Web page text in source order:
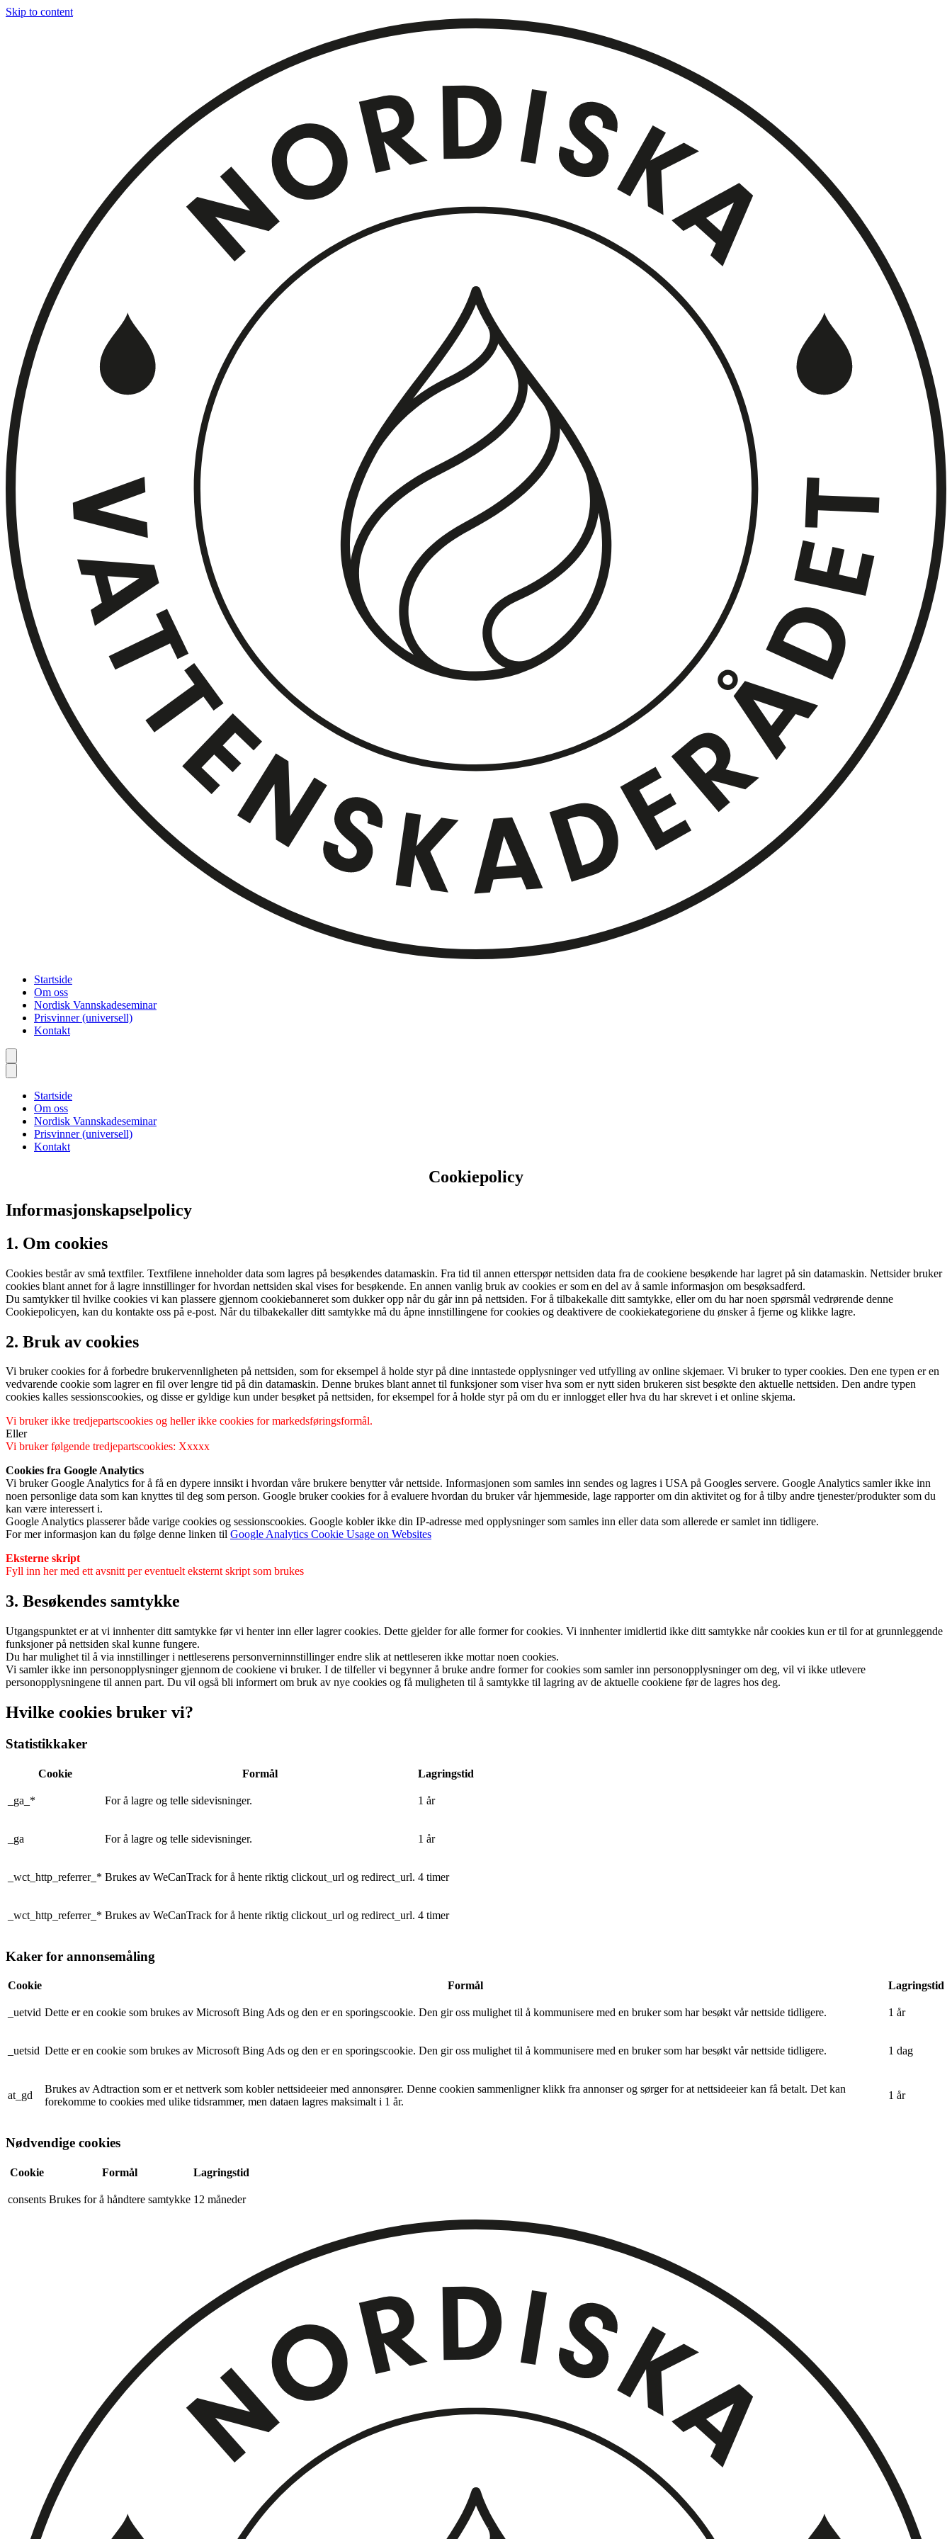
Skip to content
Startside
Om oss
Nordisk Vannskadeseminar
Prisvinner (universell)
Kontakt
Startside
Om oss
Nordisk Vannskadeseminar
Prisvinner (universell)
Kontakt
Cookiepolicy
Informasjonskapselpolicy
1. Om cookies
Cookies består av små textfiler. Textfilene inneholder data som lagres på besøkendes datamaskin. Fra tid til annen etterspør nettsiden data fra de cookiene besøkende har lagret på sin datamaskin. Nettsider bruker
cookies blant annet for å lagre innstillinger for hvordan nettsiden skal vises for besøkende. En annen vanlig bruk av cookies er som en del av å samle informasjon om besøksadferd.
Du samtykker til hvilke cookies vi kan plassere gjennom cookiebanneret som dukker opp når du går inn på nettsiden. For å tilbakekalle ditt samtykke, eller om du har noen spørsmål vedrørende denne
Cookiepolicyen, kan du kontakte oss på e-post. Når du tilbakekaller ditt samtykke må du åpne innstillingene for cookies og deaktivere de cookiekategoriene du ønsker å fjerne og klikke lagre.
2. Bruk av cookies
Vi bruker cookies for å forbedre brukervennligheten på nettsiden, som for eksempel å holde styr på dine inntastede opplysninger ved utfylling av online skjemaer. Vi bruker to typer cookies. Den ene typen er en
vedvarende cookie som lagrer en fil over lengre tid på din datamaskin. Denne brukes blant annet til funksjoner som viser hva som er nytt siden brukeren sist besøkte den aktuelle nettsiden. Den andre typen
cookies kalles sessionscookies, og disse er gyldige kun under besøket på nettsiden, for eksempel for å holde styr på om du er innlogget eller hva du har skrevet i et online skjema.
Vi bruker ikke tredjepartscookies og heller ikke cookies for markedsføringsformål.
Eller
Vi bruker følgende tredjepartscookies: Xxxxx
Cookies fra Google Analytics
Vi bruker Google Analytics for å få en dypere innsikt i hvordan våre brukere benytter vår nettside. Informasjonen som samles inn sendes og lagres i USA på Googles servere. Google Analytics samler ikke inn
noen personlige data som kan knyttes til deg som person. Google bruker cookies for å evaluere hvordan du bruker vår hjemmeside, lage rapporter om din aktivitet og for å tilby andre tjenester/produkter som du
kan være interessert i.
Google Analytics plasserer både varige cookies og sessionscookies. Google kobler ikke din IP-adresse med opplysninger som samles inn eller data som allerede er samlet inn tidligere.
For mer informasjon kan du følge denne linken til Google Analytics Cookie Usage on Websites
Eksterne skript
Fyll inn her med ett avsnitt per eventuelt eksternt skript som brukes
3. Besøkendes samtykke
Utgangspunktet er at vi innhenter ditt samtykke før vi henter inn eller lagrer cookies. Dette gjelder for alle former for cookies. Vi innhenter imidlertid ikke ditt samtykke når cookies kun er til for at grunnleggende
funksjoner på nettsiden skal kunne fungere.
Du har mulighet til å via innstillinger i nettleserens personverninnstillinger endre slik at nettleseren ikke mottar noen cookies.
Vi samler ikke inn personopplysninger gjennom de cookiene vi bruker. I de tilfeller vi begynner å bruke andre former for cookies som samler inn personopplysninger om deg, vil vi ikke utlevere
personopplysningene til annen part. Du vil også bli informert om bruk av nye cookies og få muligheten til å samtykke til lagring av de aktuelle cookiene før de lagres hos deg.
Hvilke cookies bruker vi?
Statistikkaker
Cookie Formål Lagringstid
_ga_* For å lagre og telle sidevisninger. 1 år
_ga For å lagre og telle sidevisninger. 1 år
_wct_http_referrer_* Brukes av WeCanTrack for å hente riktig clickout_url og redirect_url. 4 timer
_wct_http_referrer_* Brukes av WeCanTrack for å hente riktig clickout_url og redirect_url. 4 timer
Kaker for annonsemåling
Cookie Formål Lagringstid
_uetvid Dette er en cookie som brukes av Microsoft Bing Ads og den er en sporingscookie. Den gir oss mulighet til å kommunisere med en bruker som har besøkt vår nettside tidligere. 1 år
_uetsid Dette er en cookie som brukes av Microsoft Bing Ads og den er en sporingscookie. Den gir oss mulighet til å kommunisere med en bruker som har besøkt vår nettside tidligere. 1 dag
at_gd
Brukes av Adtraction som er et nettverk som kobler nettsideeier med annonsører. Denne cookien sammenligner klikk fra annonser og sørger for at nettsideeier kan få betalt. Det kan
forekomme to cookies med ulike tidsrammer, men dataen lagres maksimalt i 1 år.
1 år
Nødvendige cookies
Cookie Formål Lagringstid
consents Brukes for å håndtere samtykke 12 måneder